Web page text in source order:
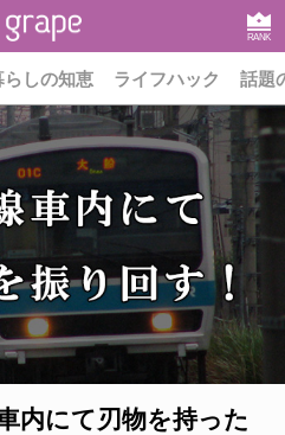
RANK
らしの知恵 ライフハック 話題
内にて刃物を持った